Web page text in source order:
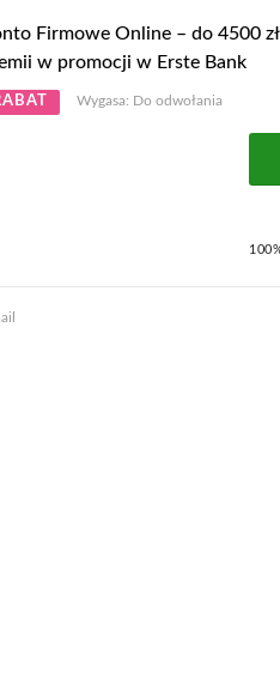
Firmowe Online – do 4500 zł
w promocji w Erste Bank
Wygasa: Do odwołania